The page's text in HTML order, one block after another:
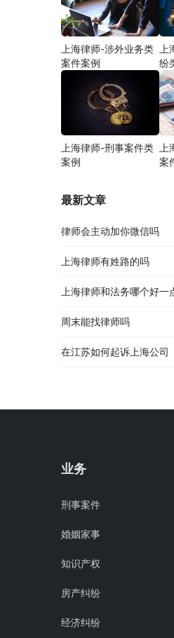
上海律师-涉外业务类
案件案例
纷
上海律师-刑事案件类
案例
案
最新文章
律师会主动加你微信吗
上海律师有姓路的吗
上海律师和法务哪个好一
周末能找律师吗
在江苏如何起诉上海公司
业务
刑事案件
婚姻家事
知识产权
房产纠纷
经济纠纷